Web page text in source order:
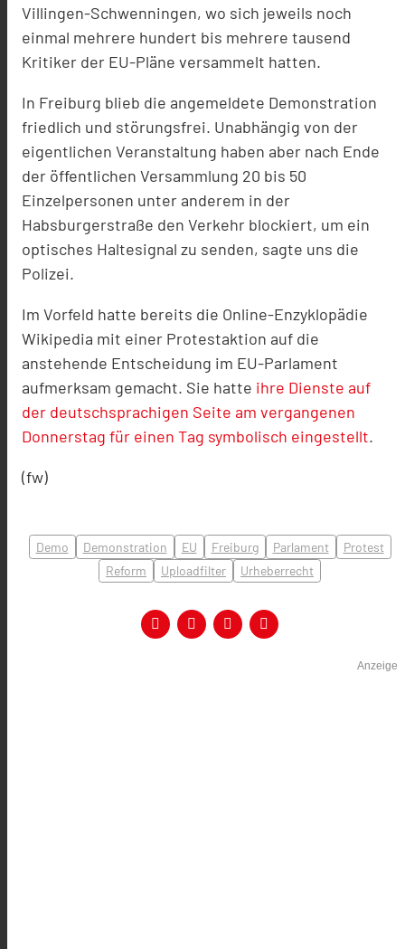
Villingen-Schwenningen, wo sich jeweils noch
einmal mehrere hundert bis mehrere tausend
Kritiker der EU-Pläne versammelt hatten.
In Freiburg blieb die angemeldete Demonstration
friedlich und störungsfrei. Unabhängig von der
eigentlichen Veranstaltung haben aber nach Ende
der öffentlichen Versammlung 20 bis 50
Einzelpersonen unter anderem in der
Habsburgerstraße den Verkehr blockiert, um ein
optisches Haltesignal zu senden, sagte uns die
Polizei.
Im Vorfeld hatte bereits die Online-Enzyklopädie
Wikipedia mit einer Protestaktion auf die
anstehende Entscheidung im EU-Parlament
aufmerksam gemacht. Sie hatte ihre Dienste auf
der deutschsprachigen Seite am vergangenen
Donnerstag für einen Tag symbolisch eingestellt.
(fw)
Demo Demonstration EU Freiburg Parlament
Protest
Reform
Uploadfilter Urheberrecht
Anzeige